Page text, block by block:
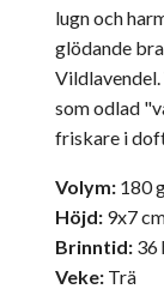
lugn och
glödande
som odlad
friskare i
Volym: 180
Höjd: 9x7
Brinntid: 36
Veke: Trä